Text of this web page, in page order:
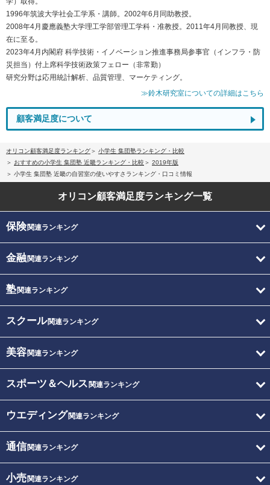
1996年筑波大学社会工学系・講師。2002年6月同助教授。
2008年4月慶應義塾大学理工学部管理工学科・准教授。2011年4月同教授、現
在に至る。
2023年4月内閣府 科学技術・イノベーション推進事務局参事官（インフラ・防
災担当）付上席科学技術政策フェロー（非常勤）
研究分野は応用統計解析、品質管理、マーケティング。
≫鈴木研究室についての詳細はこちら
顧客満足度について
オリコン顧客満足度ランキング
小学生 集団塾ランキング・比較
おすすめの小学生 集団塾 近畿ランキング・比較
2019年版
小学生 集団塾 近畿の自習室の使いやすさランキング・口コミ情報
オリコン顧客満足度ランキング一覧
保険関連ランキング
金融関連ランキング
塾関連ランキング
スクール関連ランキング
美容関連ランキング
スポーツ＆ヘルス 関連ランキング
ウエディング関連ランキング
通信関連ランキング
小売関連ランキング